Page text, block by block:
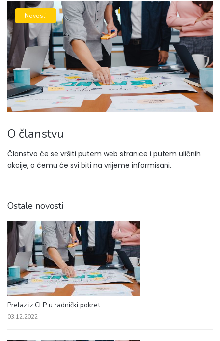
Novosti
O članstvu
Članstvo će se vršiti putem web stranice i putem uličnih
akcije, o čemu će svi biti na vrijeme informisani.
Ostale novosti
Prelaz iz CLP u radnički pokret
03.12.2022